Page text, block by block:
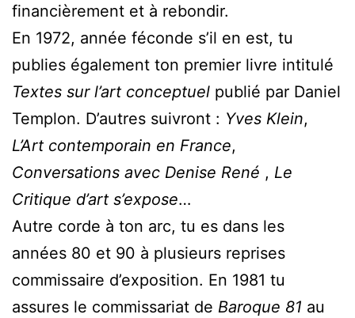
financièrement et à rebondir.
En 1972, année féconde s’il en est, tu
publies également ton premier livre intitulé
Textes sur l’art conceptuel publié par Daniel
Templon. D’autres suivront : Yves Klein,
L’Art contemporain en France,
Conversations avec Denise René , Le
Critique d’art s’expose…
Autre corde à ton arc, tu es dans les
années 80 et 90 à plusieurs reprises
commissaire d’exposition. En 1981 tu
assures le commissariat de Baroque 81 au